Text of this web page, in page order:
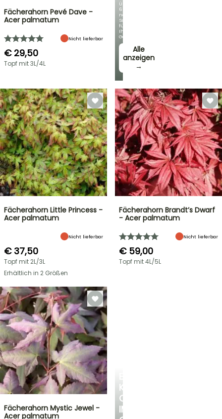
KÜHLE
OASE
IM
Über
60
neue
Sorten
für
Ihren
Garten!
Alle
anzeigen
→
Fächerahorn Pevé Dave -
Acer palmatum
Nicht lieferbar
€ 29,50
Topf mit 3L/4L
Fächerahorn Little Princess -
Acer palmatum
Nicht lieferbar
€ 37,50
Topf mit 2L/3L
Erhältlich in 2 Größen
Fächerahorn Brandt’s Dwarf
- Acer palmatum
Nicht lieferbar
€ 59,00
Topf mit 4L/5L
Fächerahorn Mystic Jewel -
Acer palmatum